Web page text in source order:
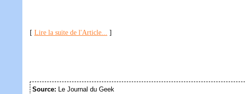
[ Lire la suite de l'Article... ]
Source: Le Journal du Geek